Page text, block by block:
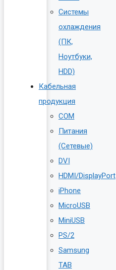
Системы
охлаждения
(ПК,
Ноутбуки,
HDD)
Кабельная
продукция
COM
Питания
(Сетевые)
DVI
HDMI/DisplayPort
iPhone
MicroUSB
MiniUSB
PS/2
Samsung
TAB